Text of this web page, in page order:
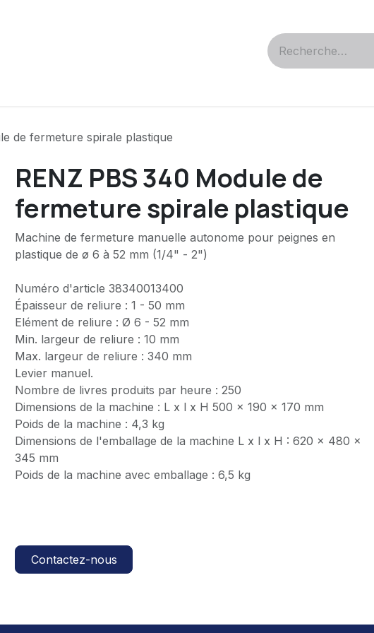
de fermeture spirale plastique
RENZ PBS 340 Module de
fermeture spirale plastique
Machine de fermeture manuelle autonome pour peignes en
plastique de ø 6 à 52 mm (1/4" - 2")
Numéro d'article 38340013400
Épaisseur de reliure : 1 - 50 mm
Elément de reliure : Ø 6 - 52 mm
Min. largeur de reliure : 10 mm
Max. largeur de reliure : 340 mm
Levier manuel.
Nombre de livres produits par heure : 250
Dimensions de la machine : L x l x H 500 x 190 x 170 mm
Poids de la machine : 4,3 kg
Dimensions de l'emballage de la machine L x l x H : 620 x 480 x
345 mm
Poids de la machine avec emballage : 6,5 kg
Contactez-nous